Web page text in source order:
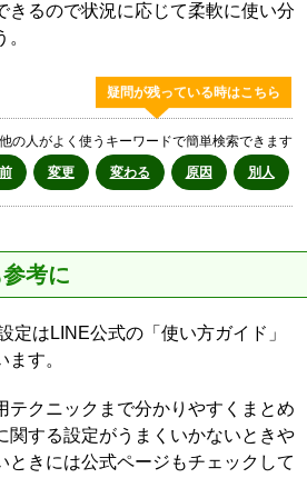
きるので状況に応じて柔軟に使い分
疑問が残っている時はこちら
他の人がよく使うキーワードで簡単検索できます
変更 変わる 原因 別人
考に
定はLINE公式の「使い方ガイド」
す。
テクニックまで分かりやすくまとめ
関する設定がうまくいかないときや
ときには公式ページもチェックして